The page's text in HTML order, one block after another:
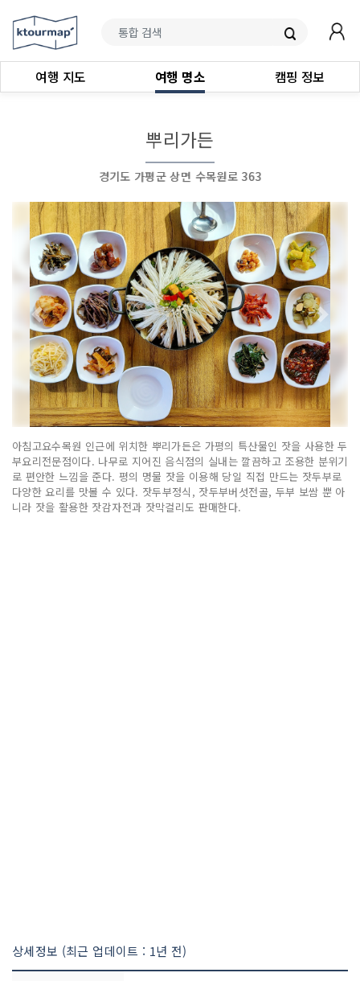
여행 지도 여행 명소 캠핑 정보
뿌리가든
경기도 가평군 상면 수목원로 363
아침고요수목원 인근에 위치한 뿌리가든은 가평의 특산물인 잣을 사용한 두
부요리전문점이다. 나무로 지어진 음식점의 실내는 깔끔하고 조용한 분위기
로 편안한 느낌을 준다. 평의 명물 잣을 이용해 당일 직접 만드는 잣두부로
다양한 요리를 맛볼 수 있다. 잣두부정식, 잣두부버섯전골, 두부 보쌈 뿐 아
니라 잣을 활용한 잣감자전과 잣막걸리도 판매한다.
상세정보 (최근 업데이트 : 1년 전)